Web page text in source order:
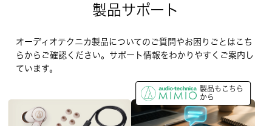
製品サポート
オーディオテクニカ製品についてのご質問やお困りごとはこち
らからご確認ください。サポート情報をわかりやすくご案内し
ています。
製品もこちら
から